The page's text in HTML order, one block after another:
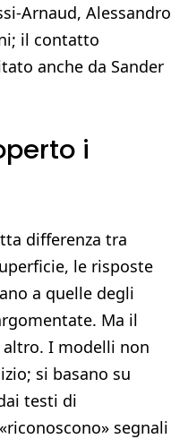
Arnaud, Alessandro
il contatto
anche da Sander
i
differenza tra
le risposte
a quelle degli
Ma il
I modelli non
si basano su
testi di
segnali